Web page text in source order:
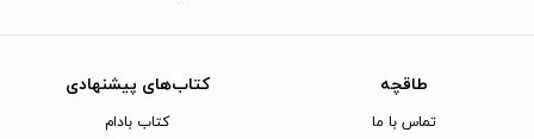
طاقچه
تماس با ما
کتاب‌های پیشنهادی
کتاب بادام